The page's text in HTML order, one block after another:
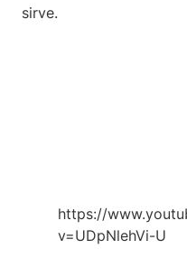
sirve.
https://
v=UDpNlehVi-U